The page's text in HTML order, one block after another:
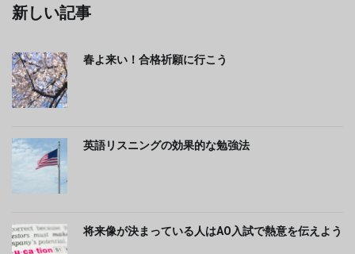
新しい記事
春よ来い！合格祈願に行こう
英語リスニングの効果的な勉強法
将来像が決まっている人はAO入試で熱意を伝えよう